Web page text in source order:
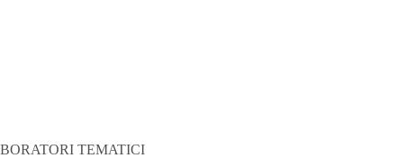
TEMATICI